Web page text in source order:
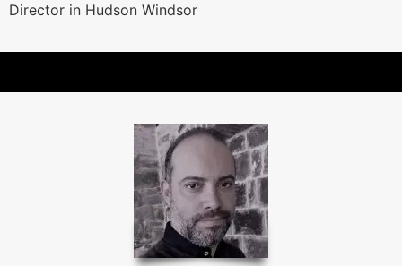
Director in Hudson Windsor